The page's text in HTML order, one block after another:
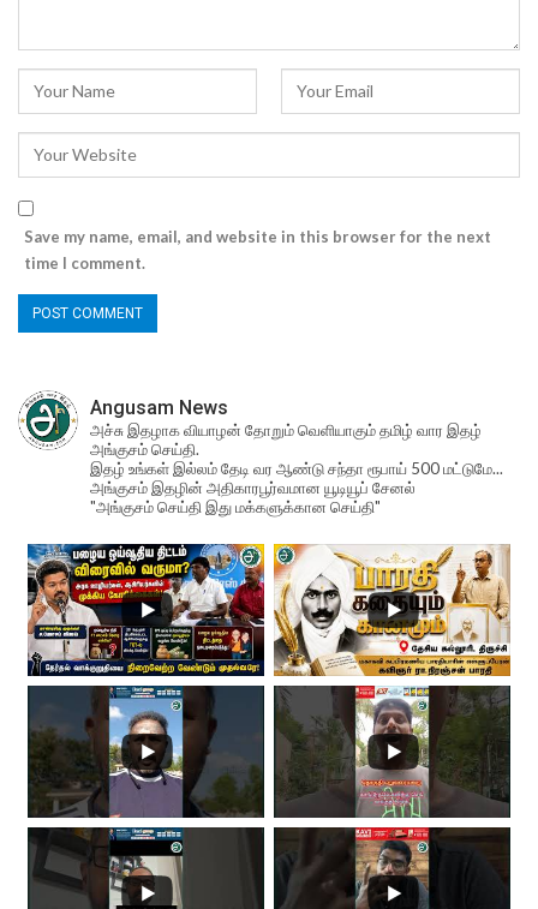
Save my name, email, and website in this browser for the next
time I comment.
Angusam News
அச்சு இதழாக வியாழன் தோறும் வெளியாகும் தமிழ் வார இதழ்
அங்குசம் செய்தி.
இதழ் உங்கள் இல்லம் தேடி வர ஆண்டு சந்தா ரூபாய் 500 மட்டுமே...
அங்குசம் இதழின் அதிகாரபூர்வமான யூடியூப் சேனல்
"அங்குசம் செய்தி இது மக்களுக்கான செய்தி"